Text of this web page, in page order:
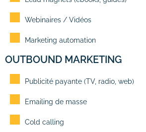
Webinaires / Vidéos
Marketing automation
OUTBOUND MARKETING
Publicité payante (TV, radio, web)
Emailing de masse
Cold calling